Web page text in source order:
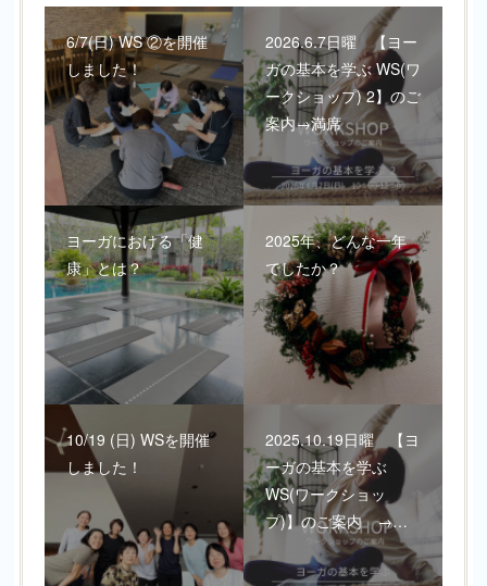
6/7(日) WS ②を開催
しました！
2026.6.7日曜 【ヨー
ガの基本を学ぶ WS(ワ
ークショップ) 2】のご
案内→満席
ヨーガにおける「健
康」とは？
2025年、どんな一年
でしたか？
10/19 (日) WSを開催
しました！
2025.10.19日曜 【ヨ
ーガの基本を学ぶ
WS(ワークショッ
プ)】のご案内 →…